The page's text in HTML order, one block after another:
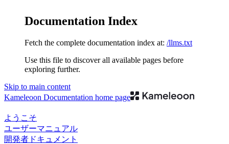
Documentation Index
Fetch the complete documentation index at: /llms.txt
Use this file to discover all available pages before
exploring further.
Skip to main content
Kameleoon Documentation home page
ようこそ
ユーザーマニュアル
開発者ドキュメント